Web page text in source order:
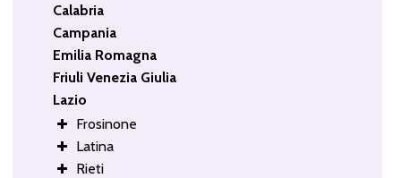
Calabria
Campania
Emilia Romagna
Friuli Venezia Giulia
Lazio
Frosinone
Latina
Rieti